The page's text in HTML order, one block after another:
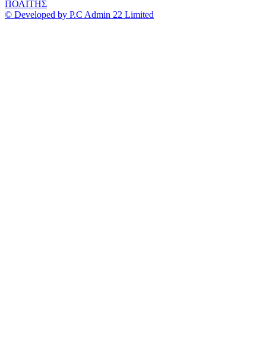
ΠΟΛΙΤΗΣ
© Developed by P.C Admin 22 Limited